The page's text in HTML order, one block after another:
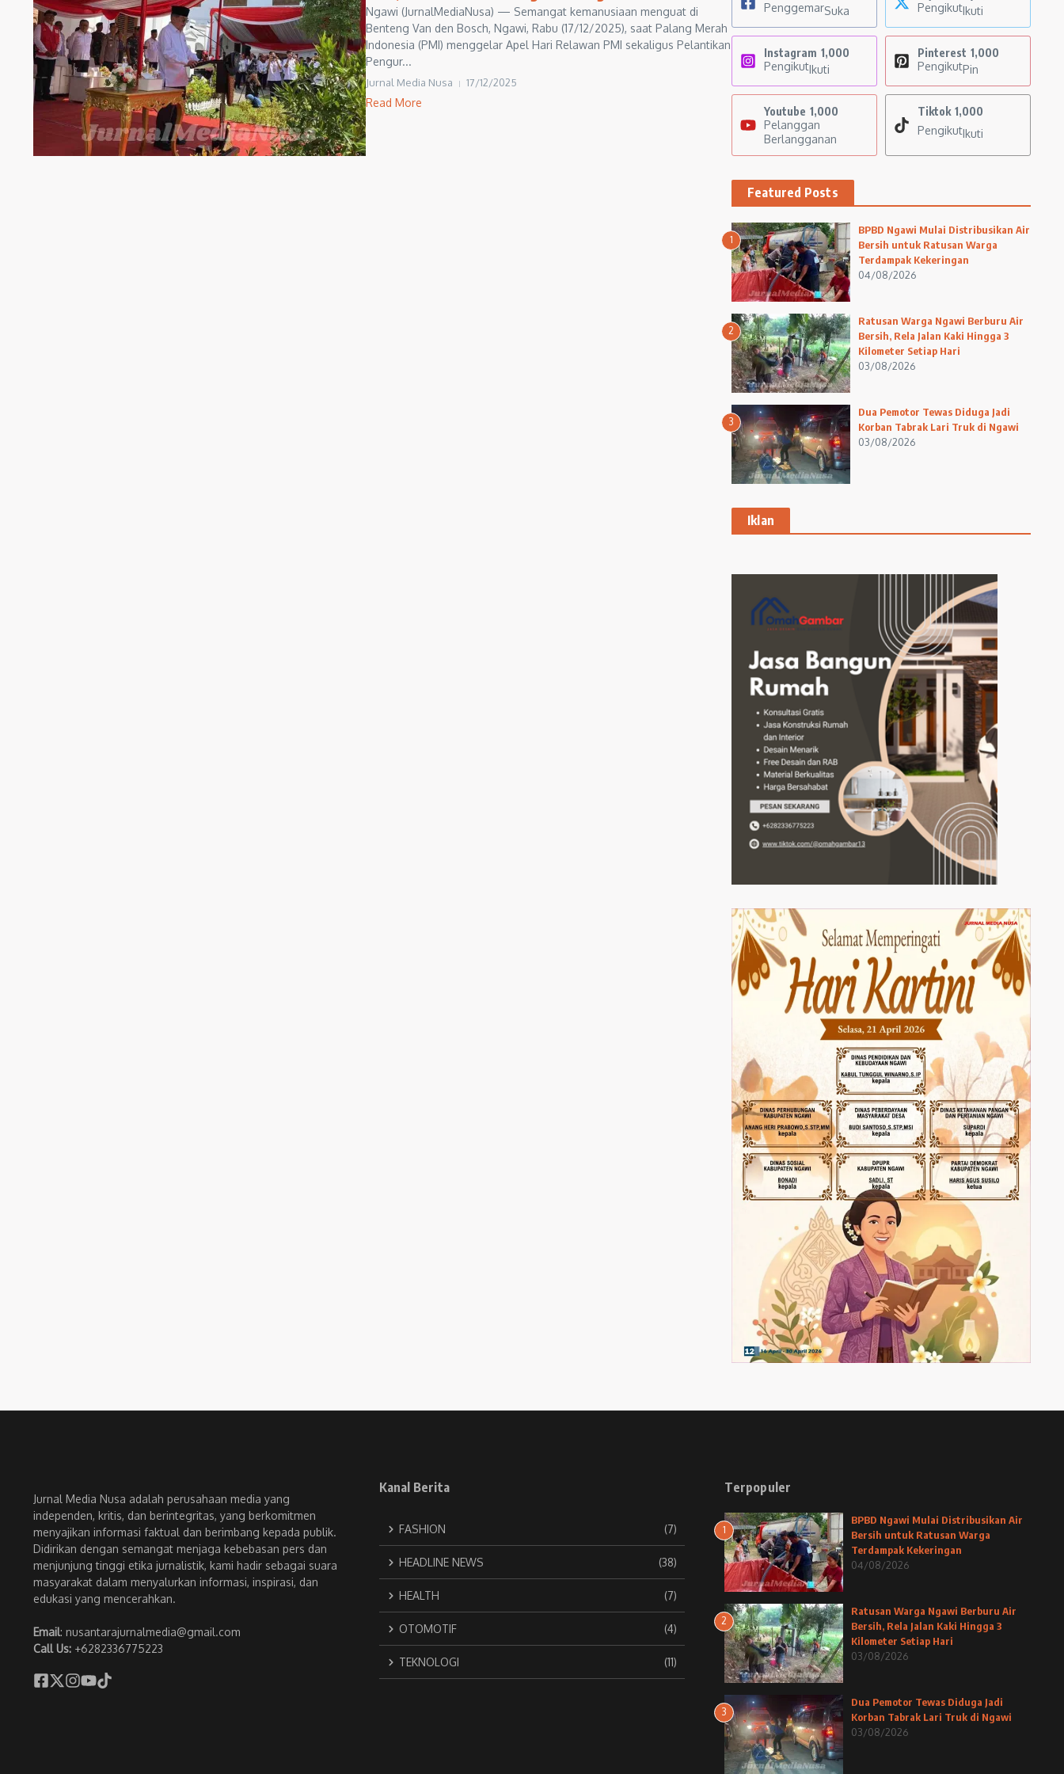
Ngawi (JurnalMediaNusa) — Semangat kemanusiaan menguat di
Benteng Van den Bosch, Ngawi, Rabu (17/12/2025), saat Palang Merah
Indonesia (PMI) menggelar Apel Hari Relawan PMI sekaligus Pelantikan
Pengur...
Jurnal Media Nusa 17/12/2025
Read More
PenggemarSuka
PengikutIkuti
Instagram 1,000
PengikutIkuti
Pinterest 1,000
PengikutPin
Youtube 1,000
Pelanggan
Berlangganan
Tiktok 1,000
PengikutIkuti
Featured Posts
1
BPBD Ngawi Mulai Distribusikan Air
Bersih untuk Ratusan Warga
Terdampak Kekeringan
04/08/2026
2
Ratusan Warga Ngawi Berburu Air
Bersih, Rela Jalan Kaki Hingga 3
Kilometer Setiap Hari
03/08/2026
3
Dua Pemotor Tewas Diduga Jadi
Korban Tabrak Lari Truk di Ngawi
03/08/2026
Iklan
Jurnal Media Nusa adalah perusahaan media yang
independen, kritis, dan berintegritas, yang berkomitmen
menyajikan informasi faktual dan berimbang kepada publik.
Didirikan dengan semangat menjaga kebebasan pers dan
menjunjung tinggi etika jurnalistik, kami hadir sebagai suara
masyarakat dalam menyalurkan informasi, inspirasi, dan
edukasi yang mencerahkan.
Email: nusantarajurnalmedia@gmail.com
Call Us: +6282336775223
Kanal Berita
FASHION (7)
HEADLINE NEWS (38)
HEALTH (7)
OTOMOTIF (4)
TEKNOLOGI (11)
Terpopuler
1
BPBD Ngawi Mulai Distribusikan Air
Bersih untuk Ratusan Warga
Terdampak Kekeringan
04/08/2026
2
Ratusan Warga Ngawi Berburu Air
Bersih, Rela Jalan Kaki Hingga 3
Kilometer Setiap Hari
03/08/2026
3
Dua Pemotor Tewas Diduga Jadi
Korban Tabrak Lari Truk di Ngawi
03/08/2026